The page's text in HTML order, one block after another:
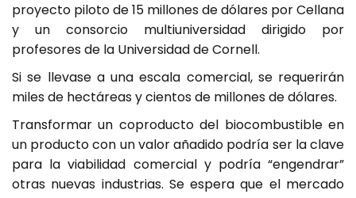
proyecto piloto de 15 millones de dólares por Cellana
y un consorcio multiuniversidad dirigido por
profesores de la Universidad de Cornell.
Si se llevase a una escala comercial, se requerirán
miles de hectáreas y cientos de millones de dólares.
Transformar un coproducto del biocombustible en
un producto con un valor añadido podría ser la clave
para la viabilidad comercial y podría “engendrar”
otras nuevas industrias. Se espera que el mercado